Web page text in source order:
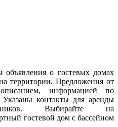
о гостевых домах
территории. Предложения от
информацией по
контакты для аренды
Выбирайте на
гостевой дом с бассейном